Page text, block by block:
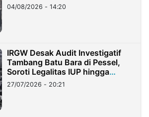
04/08/2026 - 14:20
IRGW Desak Audit Investigatif
Tambang Batu Bara di Pessel,
Soroti Legalitas IUP hingga
Stockpile
27/07/2026 - 20:21